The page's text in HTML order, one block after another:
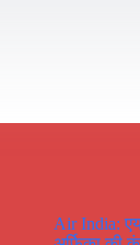
Air India: